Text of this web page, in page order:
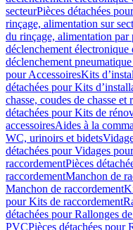
secteurPièces détachées
rinçage, alimentation sur
du rinçage, alimentation par
déclenchement
déclenchement
pour AccessoiresKits
détachées pour Kits
chasse, coudes de chasse et
détachées pour Kits de
accessoiresAides à la
WC, urinoirs et bidets
détachées pour Vidages
raccordementPièces
raccordementManchon de
Manchon de raccordement
pour Kits de raccordement
détachées pour Rallonges
PVCPièces détachées pour